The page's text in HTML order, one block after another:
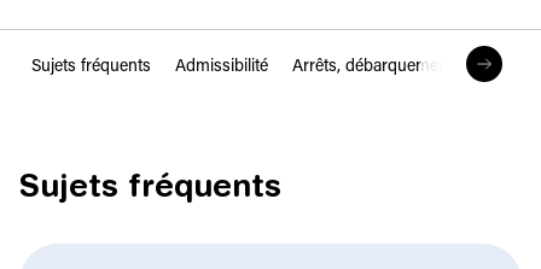
Sujets fréquents Admissibilité Arrêts, débarquement et sécurité
Sujets fréquents